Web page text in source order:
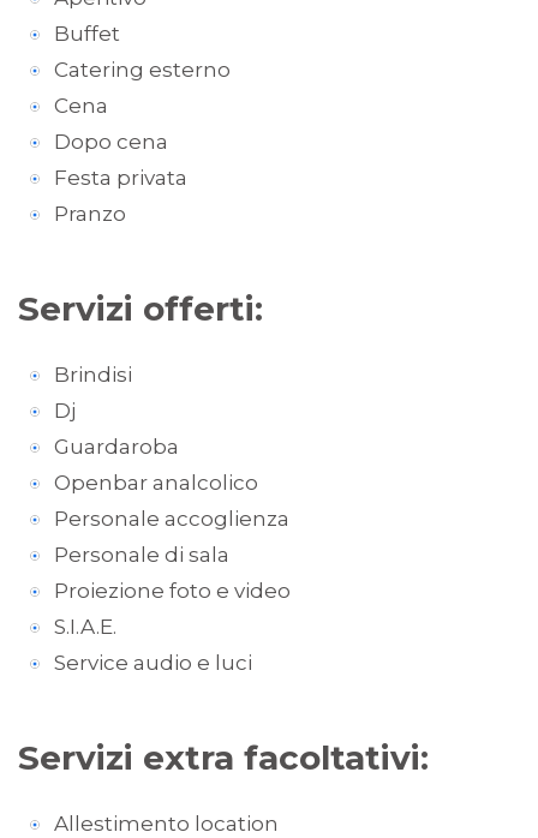
Buffet
Catering esterno
Cena
Dopo cena
Festa privata
Pranzo
Servizi offerti:
Brindisi
Dj
Guardaroba
Openbar analcolico
Personale accoglienza
Personale di sala
Proiezione foto e video
S.I.A.E.
Service audio e luci
Servizi extra facoltativi:
Allestimento location